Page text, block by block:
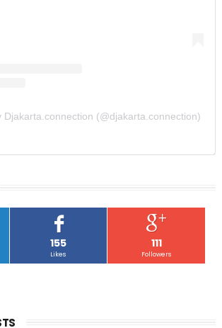
Djakarta.connection (@djakarta.connection)
155
Likes
111
Followers